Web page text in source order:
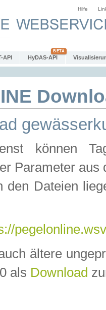
Hilfe
API HyDAS-API
können
Parameter aus
den Dateien
ältere
als Download